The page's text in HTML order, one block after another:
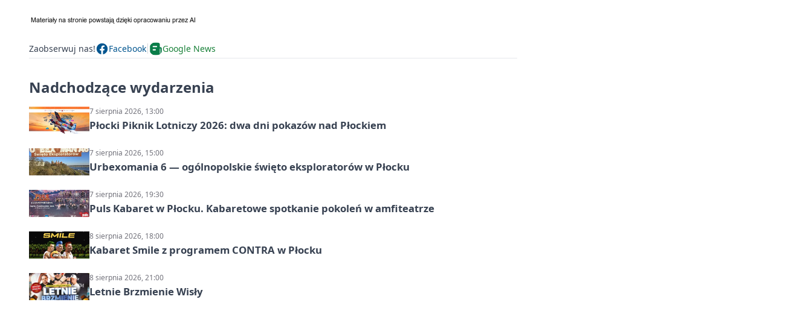
Zaobserwuj nas! Facebook Google News
Nadchodzące wydarzenia
7 sierpnia 2026, 13:00
Płocki Piknik Lotniczy 2026: dwa dni pokazów nad Płockiem
7 sierpnia 2026, 15:00
Urbexomania 6 — ogólnopolskie święto eksploratorów w Płocku
7 sierpnia 2026, 19:30
Puls Kabaret w Płocku. Kabaretowe spotkanie pokoleń w amfiteatrze
8 sierpnia 2026, 18:00
Kabaret Smile z programem CONTRA w Płocku
8 sierpnia 2026, 21:00
Letnie Brzmienie Wisły